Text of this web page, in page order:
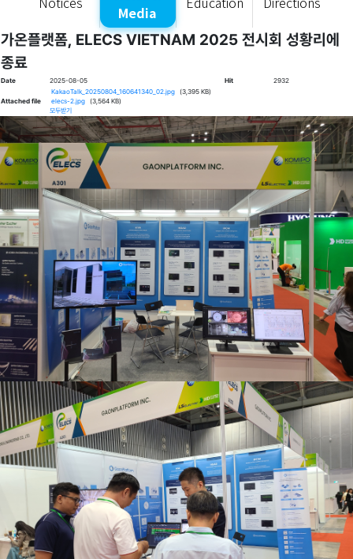
Notices
Media
Education Directions
가온플랫폼, ELECS VIETNAM 2025 전시회 성황리에
종료
Date 2025-08-05 Hit 2932
Attached file
KakaoTalk_20250804_160641340_02.jpg (3,395 KB)
elecs-2.jpg (3,564 KB)
모두받기